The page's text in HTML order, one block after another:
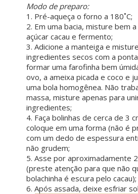
Modo de preparo:
1. Pré-aqueça o forno a 180˚C;
2. Em uma bacia, misture bem
açúcar cacau e fermento;
3. Adicione a manteiga e
ingredientes secos com a
formar uma farofinha bem
ovo, a ameixa picada e coco e
uma bola homogênea. Não
massa, misture apenas para
ingredientes;
4. Faça bolinhas de cerca de 3
coloque em uma forma (não é
com um dedo de espessura
não grudem;
5. Asse por aproximadamente
(preste atenção para que não
bolachinha é escura pelo cacau);
6. Após assada, deixe esfriar